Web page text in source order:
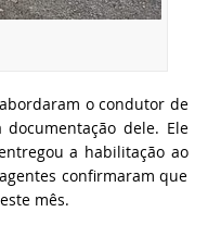
o condutor de
dele. Ele
a habilitação ao
confirmaram que
mês.